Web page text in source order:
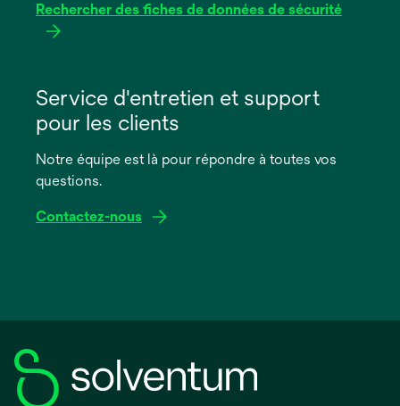
Rechercher des fiches de données de sécurité
dans
nouvel
onglet
Service d'entretien et support
pour les clients
Notre équipe est là pour répondre à toutes vos
questions.
Contactez-nous